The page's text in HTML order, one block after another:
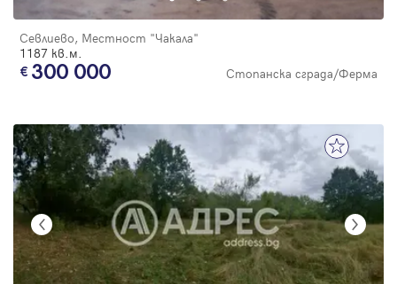
Севлиево, Местност "Чакала"
1187 кв.м.
300 000 Стопанска сграда/Ферма